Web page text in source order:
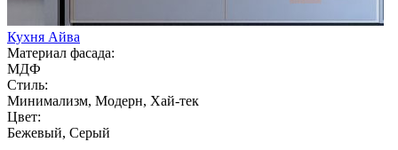
Кухня Айва
Материал фасада:
МДФ
Стиль:
Минимализм, Модерн, Хай-тек
Цвет:
Бежевый, Серый